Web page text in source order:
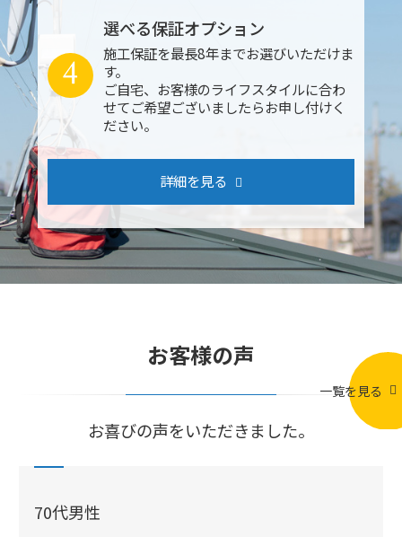
選べる保証オプション
施工保証を最長8年までお選びいただけま
す。
ご自宅、お客様のライフスタイルに合わ
せてご希望ございましたらお申し付けく
ださい。
4
詳細を見る
お客様の声
お喜びの声をいただきました。
一覧を見る
70代男性